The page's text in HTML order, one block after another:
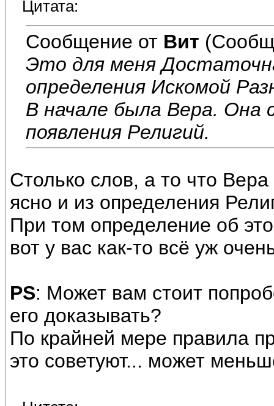
Цитата:
Сообщение от Вит
Это для меня
определения Искомой
В начале была Вера. Она
появления Религий.
Столько слов, а то что
ясно и из определения
При том определение об
вот у вас как-то всё уж
PS: Может вам стоит
его доказывать?
По крайней мере правила
это советуют... может